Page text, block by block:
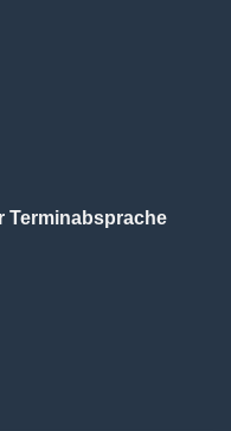
Terminabsprache